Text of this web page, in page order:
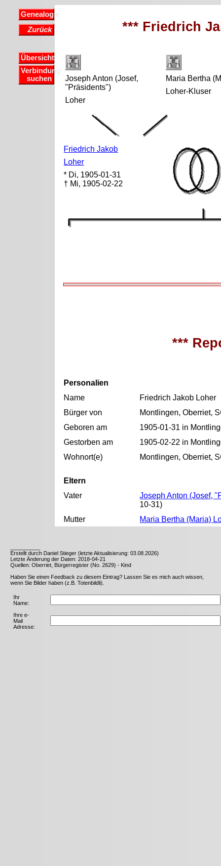
Genealogie
Zurück
Übersicht
Verbindung
suchen
*** Friedrich
Joseph Anton (Josef,
"Präsidents")
Loher
Maria Bertha
Loher-Kluser
Friedrich Jakob
Loher
* Di, 1905-01-31
† Mi, 1905-02-22
***
Personalien
Name
Friedrich Jakob Loher
Bürger von
Montlingen, Oberriet,
Geboren am
1905-01-31 in
Gestorben am
1905-02-22 in
Wohnort(e)
Montlingen, Oberriet,
Eltern
Vater
Joseph Anton (Josef,
10-31)
Mutter
Maria Bertha (Maria)
Erstellt durch Daniel Stieger (letzte Aktualisierung: 03.08.2026)
Letzte Änderung der Daten: 2018-04-21
Quellen: Oberriet, Bürgerregister (No. 2629) - Kind
Haben Sie einen Feedback zu diesem Eintrag? Lassen Sie es mich auch wissen,
wenn Sie Bilder haben (z.B. Totenbildli).
Ihr
Name:
Ihre e-
Mail
Adresse: